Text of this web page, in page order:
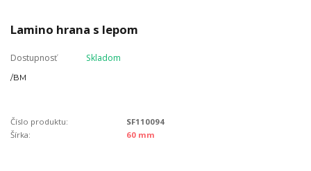
Lamino hrana s lepom
Dostupnosť Skladom
/BM
Číslo produktu:
SF110094
Šírka:
60 mm